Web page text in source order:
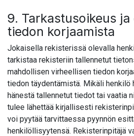
9. Tarkastusoikeus
tiedon korjaamista
Jokaisella rekisterissä olevalla
tarkistaa rekisteriin tallennetut
mahdollisen virheellisen tiedon
tiedon täydentämistä. Mikäli henkilö
hänestä tallennetut tiedot tai vaatia
tulee lähettää kirjallisesti
voi pyytää tarvittaessa pyynnön
henkilöllisyytensä. Rekisterinpitäjä